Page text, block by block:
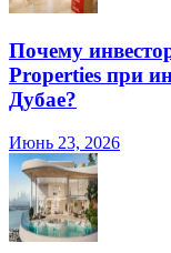
Почему
Properties при
Дубае?
Июнь 23, 2026